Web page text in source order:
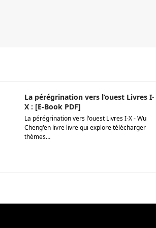
La pérégrination vers l’ouest Livres I-
X : [E-Book PDF]
La pérégrination vers l'ouest Livres I-X - Wu
Cheng'en livre livre qui explore télécharger
thèmes…